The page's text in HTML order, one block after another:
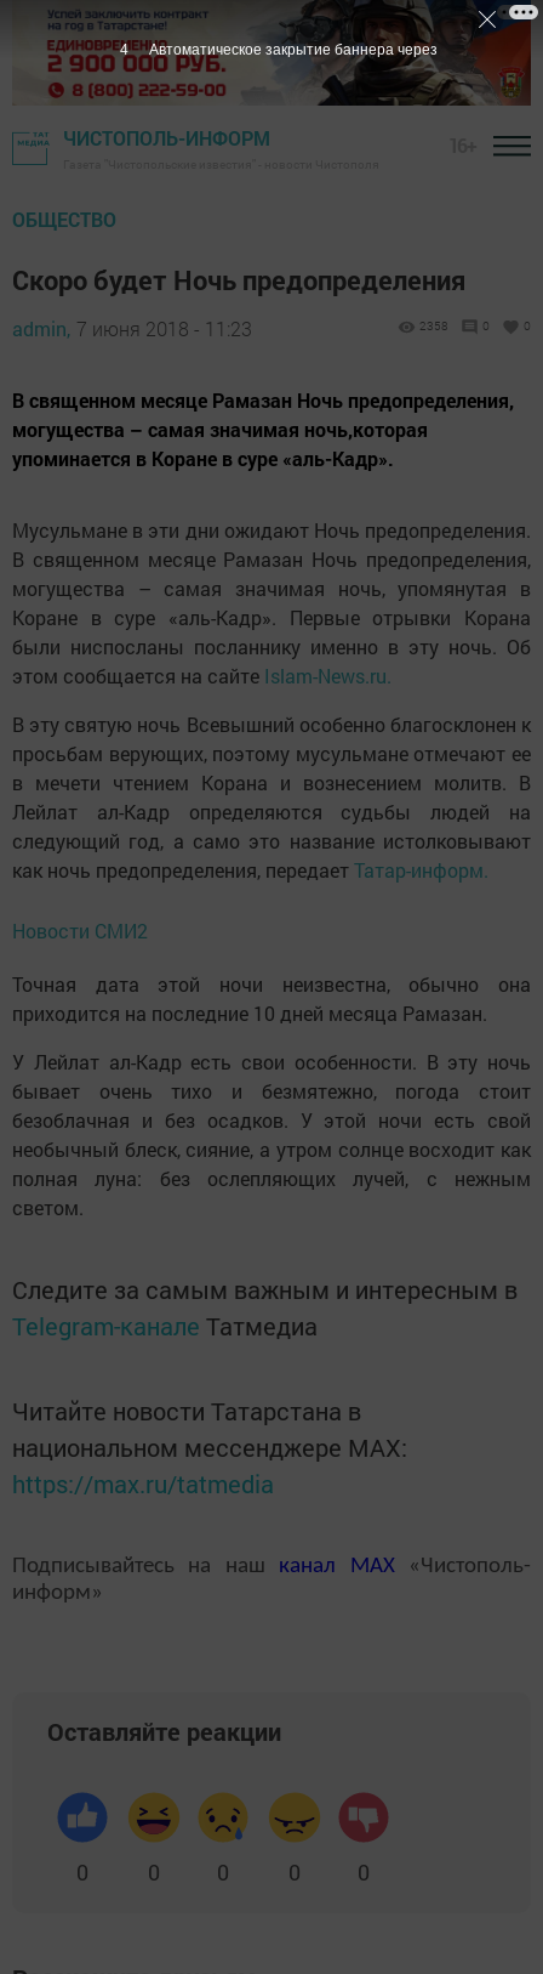
ЧИСТОПОЛЬ-ИНФОРМ
ОБЩЕСТВО
Скоро будет Ночь предопределения
admin, 7 июня 2018 - 11:23 2358 0 0
В священном месяце Рамазан Ночь предопределения,
могущества – самая значимая ночь,которая
упоминается в Коране в суре «аль-Кадр».
Мусульмане в эти дни ожидают Ночь предопределения.
В священном месяце Рамазан Ночь предопределения,
могущества – самая значимая ночь, упомянутая в
Коране в суре «аль-Кадр». Первые отрывки Корана
были ниспосланы посланнику именно в эту ночь. Об
этом сообщается на сайте Islam-News.ru.
В эту святую ночь Всевышний особенно благосклонен к
просьбам верующих, поэтому мусульмане отмечают ее
в мечети чтением Корана и вознесением молитв. В
Лейлат ал-Кадр определяются судьбы людей на
следующий год, а само это название истолковывают
как ночь предопределения, передаетТатар-информ.
Новости СМИ2
Точная дата этой ночи неизвестна, обычно она
приходится на последние 10 дней месяца Рамазан.
У Лейлат ал-Кадр есть свои особенности. В эту ночь
бывает очень тихо и безмятежно, погода стоит
безоблачная и без осадков. У этой ночи есть свой
необычный блеск, сияние, а утром солнце восходит как
полная луна: без ослепляющих лучей, с нежным
светом.
Следите за самым важным и интересным в
Telegram-канале Татмедиа
Читайте новости Татарстана в
национальном мессенджере MАХ:
https://max.ru/tatmedia
Подписывайтесь на наш канал MAX«Чистополь-
информ»
Оставляйте реакции
0 0 0 0 0
3 Автоматическое закрытие баннера через